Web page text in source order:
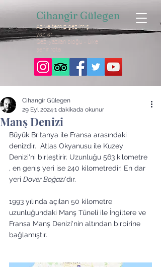
Cihangir Gülegen
Az ve temiz gezilmiş
yazılar
Gezi yazıları bloğu - ülke
şehir rota
Manş Denizi
Cihangir Gülegen
29 Eyl 2024 1 dakikada okunur
Büyük Britanya ile Fransa arasındaki
denizdir.  Atlas Okyanusu ile Kuzey
Denizi'ni birleştirir. Uzunluğu 563 kilometre
, en geniş yeri ise 240 kilometredir. En dar
yeri Dover Boğazı'dır.
1993 yılında açılan 50 kilometre
uzunluğundaki Manş Tüneli ile İngiltere ve
Fransa Manş Denizi'nin altından birbirine
bağlamıştır.